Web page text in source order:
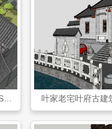
叶家老宅叶府古建